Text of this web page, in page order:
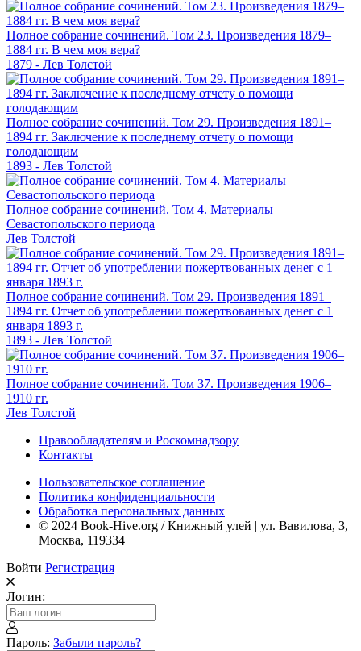
Полное собрание сочинений. Том 23. Произведения 1879–
1884 гг. В чем моя вера?
1879 - Лев Толстой
Полное собрание сочинений. Том 29. Произведения 1891–
1894 гг. Заключение к последнему отчету о помощи
голодающим
1893 - Лев Толстой
Полное собрание сочинений. Том 4. Материалы
Севастопольского периода
Лев Толстой
Полное собрание сочинений. Том 29. Произведения 1891–
1894 гг. Отчет об употреблении пожертвованных денег с 1
января 1893 г.
1893 - Лев Толстой
Полное собрание сочинений. Том 37. Произведения 1906–
1910 гг.
Лев Толстой
Правообладателям и Роскомнадзору
Контакты
Пользовательское соглашение
Политика конфиденциальности
Обработка персональных данных
© 2024 Book-Hive.org / Книжный улей | ул. Вавилова, 3,
Москва, 119334
Войти Регистрация
Логин:
Пароль: Забыли пароль?